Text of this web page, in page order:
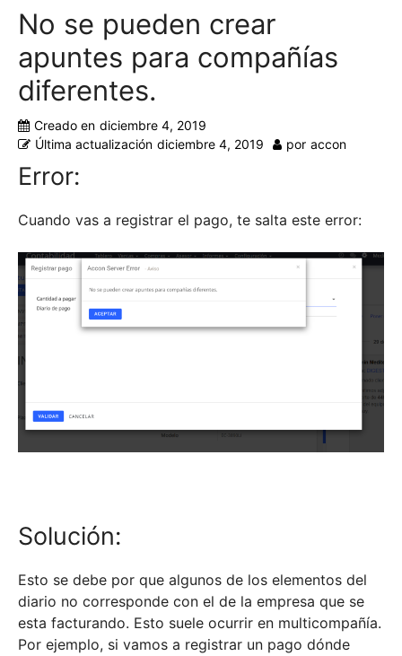
No se pueden crear
apuntes para compañías
diferentes.
Creado en diciembre 4, 2019
Última actualización diciembre 4, 2019 por accon
Error:
Cuando vas a registrar el pago, te salta este error:
Solución:
Esto se debe por que algunos de los elementos del
diario no corresponde con el de la empresa que se
esta facturando. Esto suele ocurrir en multicompañía.
Por ejemplo, si vamos a registrar un pago dónde